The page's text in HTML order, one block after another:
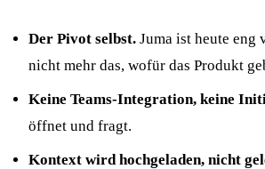
Der Pivot selbst. Juma ist heute
nicht mehr das, wofür das Produkt
Keine Teams-Integration, keine
öffnet und fragt.
Kontext wird hochgeladen, nicht